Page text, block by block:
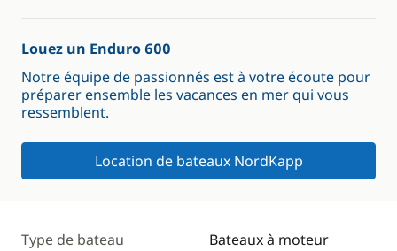
Louez un Enduro 600
Notre équipe de passionnés est à votre écoute pour
préparer ensemble les vacances en mer qui vous
ressemblent.
Location de bateaux NordKapp
Type de bateau Bateaux à moteur